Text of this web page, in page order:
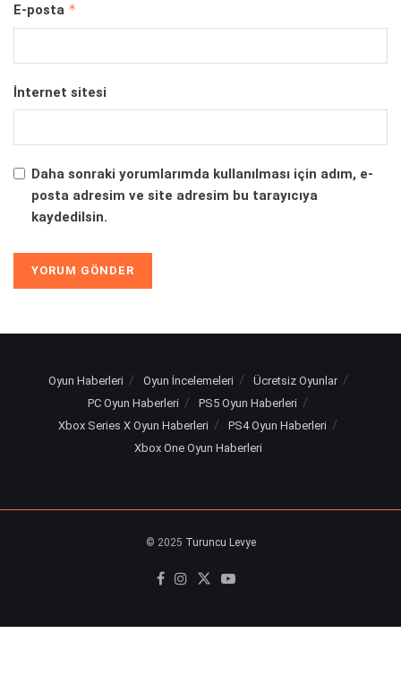
E-posta *
İnternet sitesi
Daha sonraki yorumlarımda kullanılması için adım, e-
posta adresim ve site adresim bu tarayıcıya
kaydedilsin.
Oyun Haberleri Oyun İncelemeleri
Ücretsiz Oyunlar
PC Oyun Haberleri
PS5 Oyun Haberleri
Xbox Series X Oyun Haberleri
PS4 Oyun Haberleri
Xbox One Oyun Haberleri
© 2025 Turuncu Levye